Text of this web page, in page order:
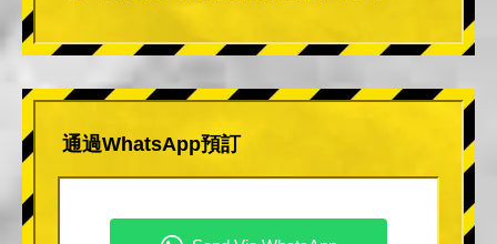
通過WhatsApp預訂